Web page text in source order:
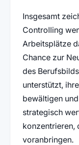
Insgesamt
Controlling
Arbeitsplätze
Chance zur
des
unterstützt,
bewältigen
strategisch
konzentrieren,
voranbringen.